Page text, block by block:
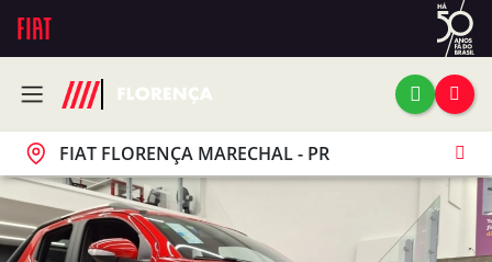
FIAT FLORENÇA MARECHAL - PR